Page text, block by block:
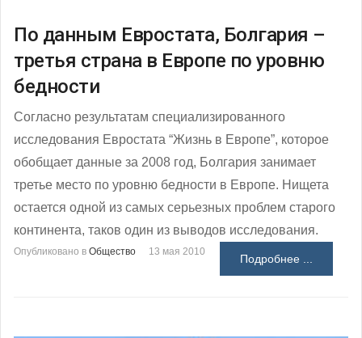
По данным Евростата, Болгария –
третья страна в Европе по уровню
бедности
Согласно результатам специализированного
исследования Евростата “Жизнь в Европе”, которое
обобщает данные за 2008 год, Болгария занимает
третье место по уровню бедности в Европе. Нищета
остается одной из самых серьезных проблем старого
континента, таков один из выводов исследования.
Опубликовано в Общество 13 мая 2010
Подробнее ...